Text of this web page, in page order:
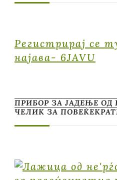
Регистрирај се
најава- 6JAVU
ПРИБОР ЗА ЈАДЕЊЕ ОД
ЧЕЛИК ЗА